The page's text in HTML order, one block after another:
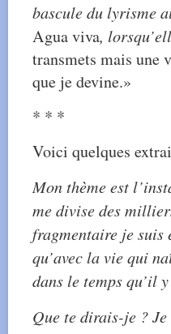
bascule du lyrisme
Agua viva,
transmets mais une
que je devine.»
* * *
Voici quelques
Mon thème est
me divise des
fragmentaire je suis
qu’avec la vie qui
dans le temps qu’il
Que te dirais-je ? Je